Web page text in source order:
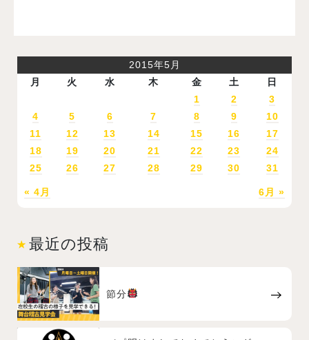
2015年5月
月
火 水 木 金 土 日
« 4月 6月 »
1 2
3
4
5 6 7 8 9
10
11
12 13 14 15 16
17
18
19 20 21 22 23
24
25
26 27 28 29 30 31
最近の投稿
節分